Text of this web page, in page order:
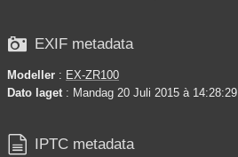
 EXIF metadata
Modeller : EX-ZR100
Dato laget : Mandag 20 Juli 2015 à 14:28:29
 IPTC metadata